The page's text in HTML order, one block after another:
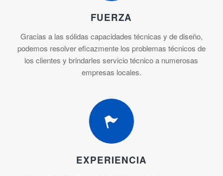
FUERZA
Gracias a las sólidas capacidades técnicas y de diseño,
podemos resolver eficazmente los problemas técnicos de
los clientes y brindarles servicio técnico a numerosas
empresas locales.
EXPERIENCIA